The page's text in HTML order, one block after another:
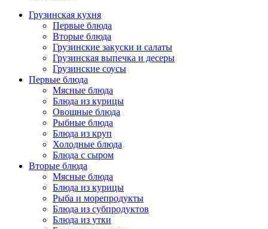
Грузинская кухня
Первые блюда
Вторые блюда
Грузинские закуски и салаты
Грузинская выпечка и десеры
Грузинские соусы
Первые блюда
Мясные блюда
Блюда из курицы
Овощные блюда
Рыбные блюда
Блюда из круп
Холодные блюда
Блюда с сыром
Вторые блюда
Мясные блюда
Блюда из курицы
Рыба и морепродукты
Блюда из субпродуктов
Блюда из утки